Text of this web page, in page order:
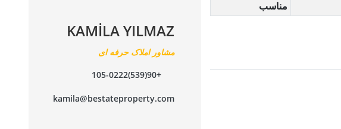
مناسب
KAMİLA YILMAZ
مشاور املاک حرفه ای
+90(539)105-0222
kamila@bestateproperty.com